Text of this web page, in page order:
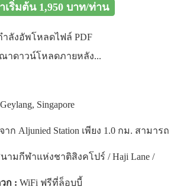
เริ่มต้น 1,950 บาท/ท่าน
ำลังอัพโหลดไฟล์ PDF
าดาวน์โหลดภายหลัง...
Singapore
าก Aljunied Station เพียง 1.0 กม. สามารถ
ามกีฬาแห่งชาติสิงคโปร์ / Haji Lane /
ก : WiFi ฟรีที่ล็อบบี้